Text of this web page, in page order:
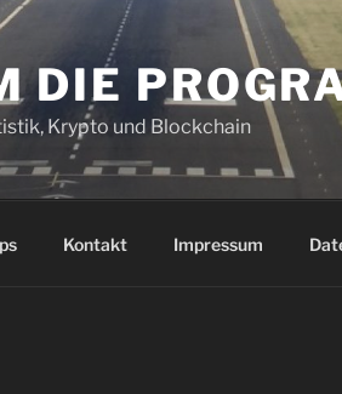
DIE
Krypto und Blockchain
Kontakt Impressum